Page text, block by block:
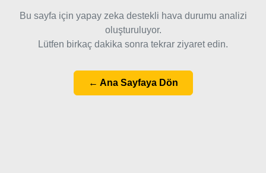
Bu sayfa için yapay zeka destekli hava durumu analizi
oluşturuluyor.
Lütfen birkaç dakika sonra tekrar ziyaret edin.
← Ana Sayfaya Dön